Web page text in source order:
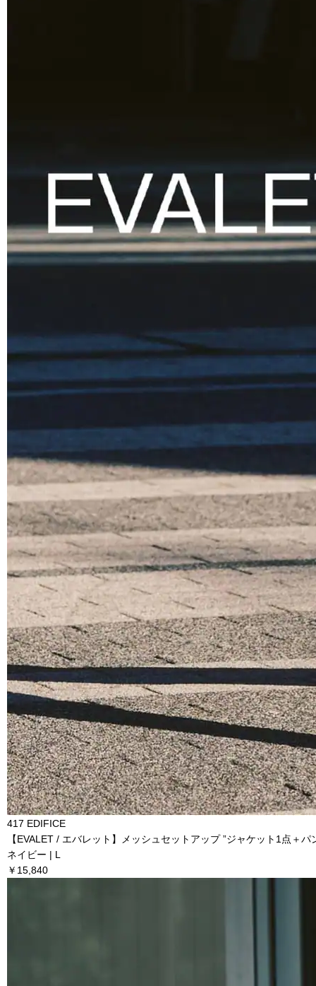
417 EDIFICE
【EVALET / エバレット】メッシュセットアップ ”ジャケット1点＋
ネイビー | L
￥15,840